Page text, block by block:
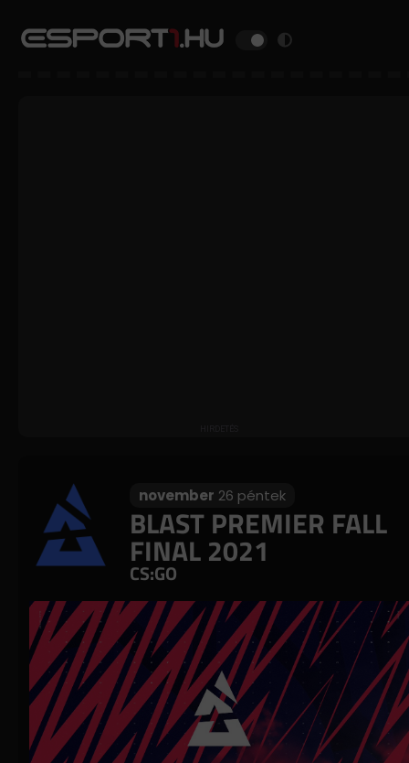
november 26 péntek
BLAST PREMIER FALL
FINAL 2021
CS:GO